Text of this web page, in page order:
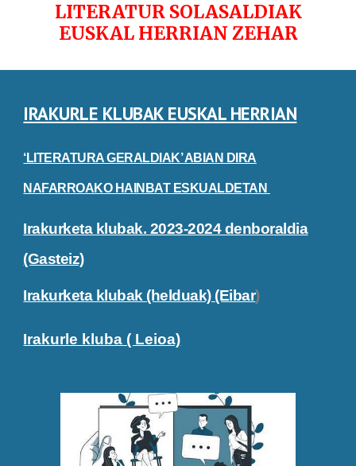
LITERATUR SOLASALDIAK
EUSKAL HERRIAN ZEHAR
IRAKURLE KLUBAK EUSKAL HERRIAN
‘LITERATURA GERALDIAK’ ABIAN DIRA
NAFARROAKO HAINBAT ESKUALDETAN
Irakurketa klubak. 2023-2024 denboraldia
(Gasteiz)
Irakurketa klubak (helduak) (Eibar)
Irakurle kluba ( Leioa)